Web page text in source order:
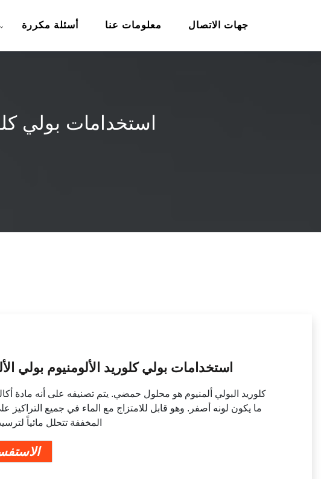
أسئلة مكررة معلومات عنا جهات الاتصال
استخدامات بولي
استخدامات بولي كلوريد الألومنيوم بولي
كلوريد البولي ألمنيوم هو محلول حمضي. يتم تصنيفه على أنه مادة
ما يكون لونه أصفر. وهو قابل للامتزاج مع الماء في جميع التراكيز
المخففة تتحلل مائياً